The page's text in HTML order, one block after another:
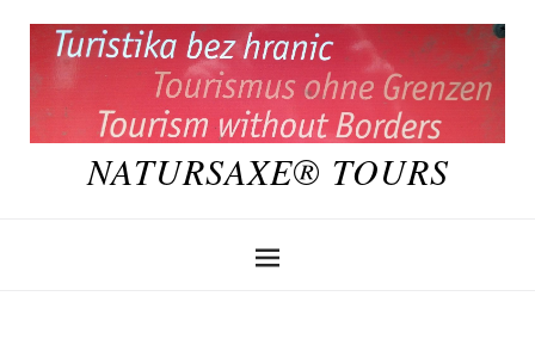
NATURSAXE® TOURS